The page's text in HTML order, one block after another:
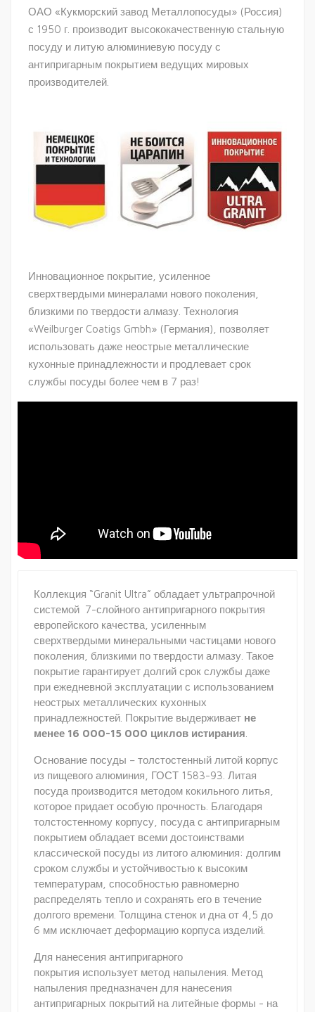
ОАО «Кукморский завод Металлопосуды» (Россия)
с 1950 г. производит высококачественную стальную
посуду и литую алюминиевую посуду с
антипригарным покрытием ведущих мировых
производителей.
Инновационное покрытие, усиленное
сверхтвердыми минералами нового поколения,
близкими по твердости алмазу. Технология
«Weilburger Coatigs Gmbh» (Германия), позволяет
использовать даже неострые металлические
кухонные принадлежности и продлевает срок
службы посуды более чем в 7 раз!
Коллекция “Granit Ultra” обладает ультрапрочной
системой 7-слойного антипригарного покрытия
европейского качества, усиленным
сверхтвердыми минеральными частицами нового
поколения, близкими по твердости алмазу. Такое
покрытие гарантирует долгий срок службы даже
при ежедневной эксплуатации с использованием
неострых металлических кухонных
принадлежностей. Покрытие выдерживает не
менее 16 000-15 000 циклов истирания
Основание посуды – толстостенный литой корпус
из пищевого алюминия, ГОСТ 1583-93. Литая
посуда производится методом кокильного литья,
которое придает особую прочность. Благодаря
толстостенному корпусу, посуда с антипригарным
покрытием обладает всеми достоинствами
классической посуды из литого алюминия: долгим
сроком службы и устойчивостью к высоким
температурам, способностью равномерно
распределять тепло и сохранять его в течение
долгого времени. Толщина стенок и дна от 4,5 до
6 мм исключает деформацию корпуса изделий.
Для нанесения антипригарного
покрытия использует метод напыления. Метод
напыления предназначен для нанесения
антипригарных покрытий на литейные формы - на